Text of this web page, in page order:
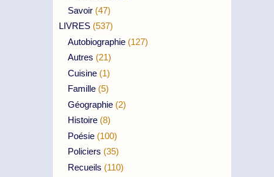
Savoir (47)
LIVRES (537)
Autobiographie (127)
Autres (21)
Cuisine (1)
Famille (5)
Géographie (2)
Histoire (8)
Poésie (100)
Policiers (35)
Recueils (110)